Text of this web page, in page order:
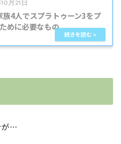
月21日
族4人でスプラトゥーン3をプ
めに必要なもの
が…